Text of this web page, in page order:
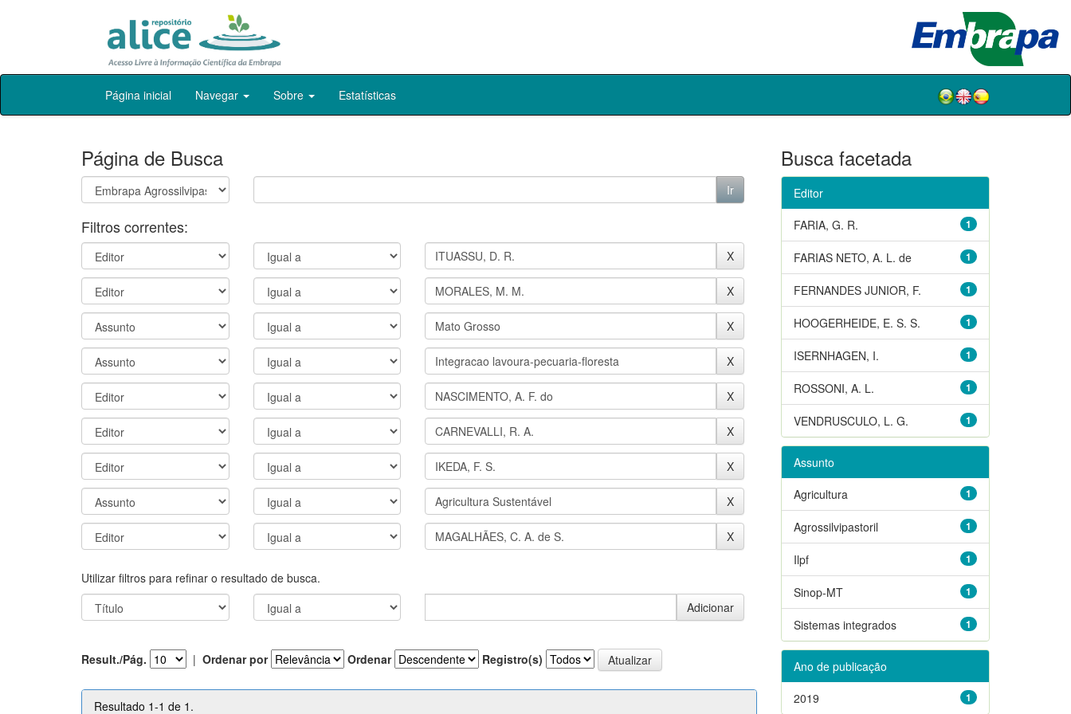
Skip
Página inicial Navegar Sobre Estatísticas
Página de Busca
Filtros correntes:
Utilizar filtros para refinar o resultado de busca.
Result./Pág. | Ordenar por Ordenar Registro(s)
Resultado 1-1 de 1.
Busca facetada
Editor
1
FARIA, G. R.
1
FARIAS NETO, A. L. de
1
FERNANDES JUNIOR, F.
1
HOOGERHEIDE, E. S. S.
1
ISERNHAGEN, I.
1
ROSSONI, A. L.
1
VENDRUSCULO, L. G.
Assunto
1
Agricultura
1
Agrossilvipastoril
1
Ilpf
1
Sinop-MT
1
Sistemas integrados
Ano de publicação
1
2019